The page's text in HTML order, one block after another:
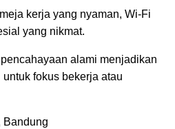
kerja yang nyaman, Wi-Fi
yang nikmat.
alami menjadikan
fokus bekerja atau
Bandung